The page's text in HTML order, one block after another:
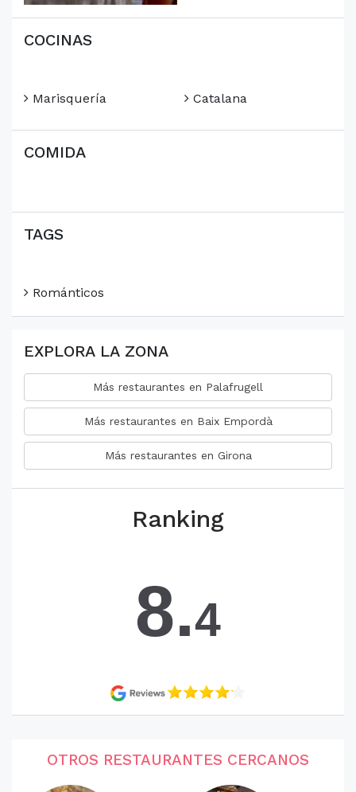
COCINAS
Marisquería Catalana
COMIDA
TAGS
Románticos
EXPLORA LA ZONA
Más restaurantes en Palafrugell
Más restaurantes en Baix Empordà
Más restaurantes en Girona
Ranking
8.4
OTROS RESTAURANTES CERCANOS